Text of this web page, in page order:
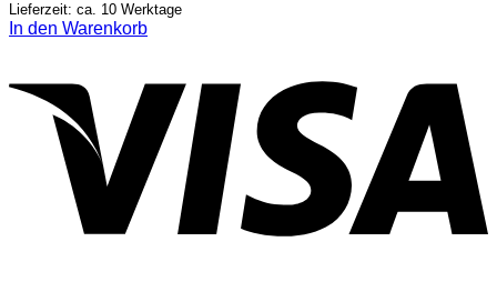
Lieferzeit: ca. 10 Werktage
In den Warenkorb